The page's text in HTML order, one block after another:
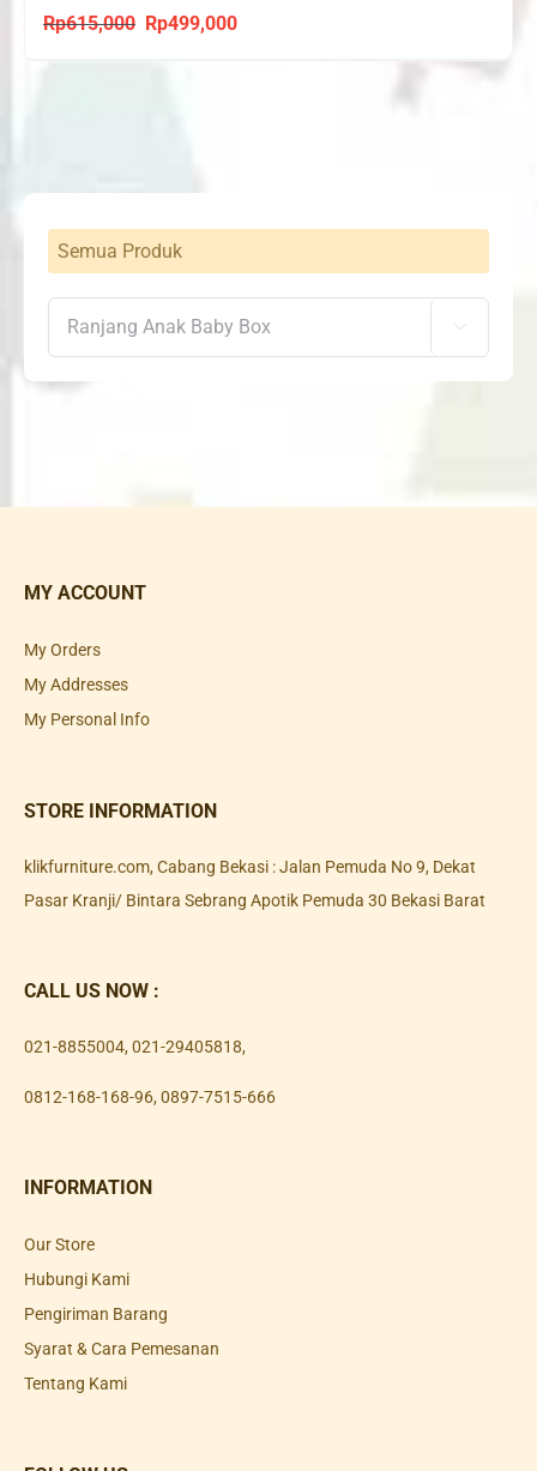
Rp615,000
Original
Rp499,000Current
Semua Produk

MY ACCOUNT
My Orders
My Addresses
My Personal Info
STORE INFORMATION
klikfurniture.com, Cabang Bekasi : Jalan Pemuda No 9, Dekat
Pasar Kranji/ Bintara Sebrang Apotik Pemuda 30 Bekasi Barat
CALL US NOW :
021-8855004, 021-29405818,
0812-168-168-96, 0897-7515-666
INFORMATION
Our Store
Hubungi Kami
Pengiriman Barang
Syarat & Cara Pemesanan
Tentang Kami